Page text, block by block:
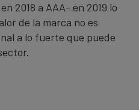
2018 a AAA- en 2019 lo
de la marca no es
a lo fuerte que puede